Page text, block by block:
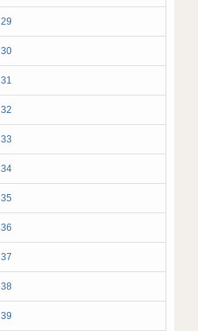
29
30
31
32
33
34
35
36
37
38
39